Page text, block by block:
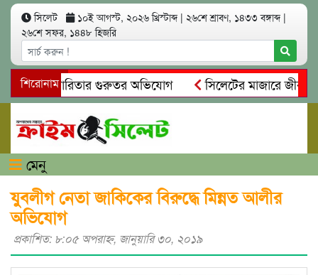
সিলেট ১০ই আগস্ট, ২০২৬ খ্রিস্টাব্দ | ২৬শে শ্রাবণ, ১৪৩৩ বঙ্গাব্দ |
২৬শে সফর, ১৪৪৮ হিজরি
শিরোনাম
স্বেচ্ছাচারিতার গুরুতর অভিযোগ
সিলেটের মাজারে জীবনের
দলিল ফাঁস
গোয়াইনঘাটে প্রেমের ফাঁদে তরুণী পাচার:
মেনু
যুবলীগ নেতা জাকিকের বিরুদ্ধে মিন্নত আলীর
অভিযোগ
প্রকাশিত: ৮:০৫ অপরাহ্ণ, জানুয়ারি ৩০, ২০১৯